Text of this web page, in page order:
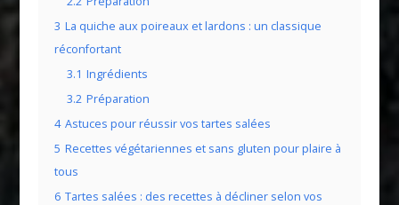
3 La quiche aux poireaux et lardons : un classique
réconfortant
3.1 Ingrédients
3.2 Préparation
4 Astuces pour réussir vos tartes salées
5 Recettes végétariennes et sans gluten pour plaire à
tous
6 Tartes salées : des recettes à décliner selon vos